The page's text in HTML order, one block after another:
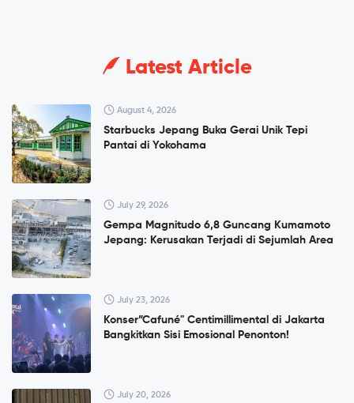
Latest Article
August 4, 2026
Starbucks Jepang Buka Gerai Unik Tepi
Pantai di Yokohama
July 29, 2026
Gempa Magnitudo 6,8 Guncang Kumamoto
Jepang: Kerusakan Terjadi di Sejumlah Area
July 23, 2026
Konser”Cafuné" Centimillimental di Jakarta
Bangkitkan Sisi Emosional Penonton!
July 20, 2026